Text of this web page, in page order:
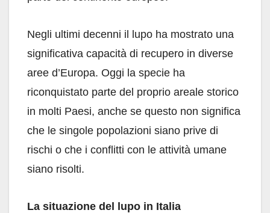
Negli ultimi decenni il lupo ha mostrato una
significativa capacità di recupero in diverse
aree d’Europa. Oggi la specie ha
riconquistato parte del proprio areale storico
in molti Paesi, anche se questo non significa
che le singole popolazioni siano prive di
rischi o che i conflitti con le attività umane
siano risolti.
La situazione del lupo in Italia